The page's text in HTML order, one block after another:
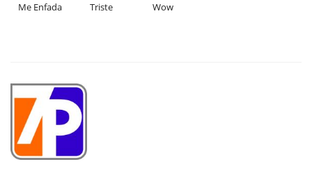
Me Enfada Triste Wow